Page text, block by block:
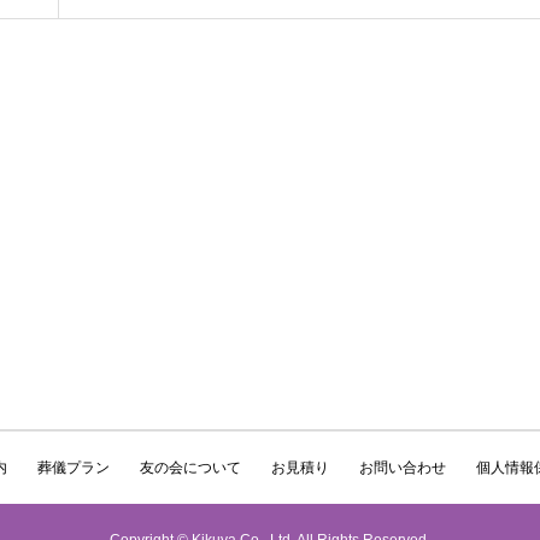
葬儀プラン 友の会について お見積り お問い合わせ 個人情報